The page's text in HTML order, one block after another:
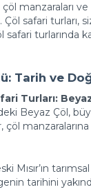
çöl
safari turları,
safari turlarında
Tarih ve
Turları:
Beyaz Çöl,
çöl
Mısır’ın
tarihini